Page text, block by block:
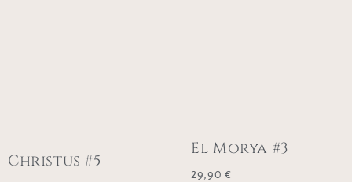
Christus #5
El Morya #3
29,90 €